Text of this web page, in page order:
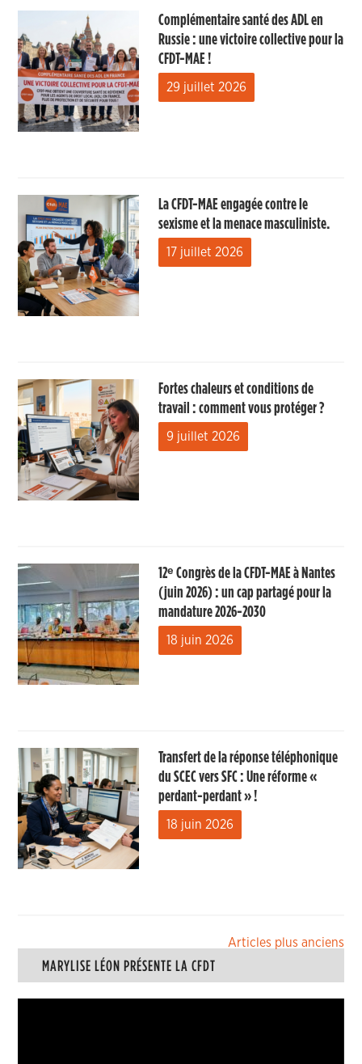
Complémentaire santé des ADL en
Russie : une victoire collective pour la
CFDT-MAE !
29 juillet 2026
La CFDT-MAE engagée contre le
sexisme et la menace masculiniste.
17 juillet 2026
Fortes chaleurs et conditions de
travail : comment vous protéger ?
9 juillet 2026
12ᵉ Congrès de la CFDT-MAE à Nantes
(juin 2026) : un cap partagé pour la
mandature 2026-2030
18 juin 2026
Transfert de la réponse téléphonique
du SCEC vers SFC : Une réforme «
perdant-perdant » !
18 juin 2026
Navigation
des
articles
Articles plus anciens
MARYLISE LÉON PRÉSENTE LA CFDT